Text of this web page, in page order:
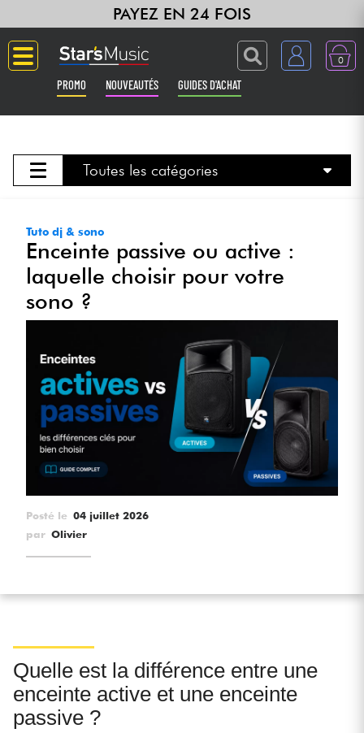
PAYEZ EN 24 FOIS
0
PROMO NOUVEAUTÉS GUIDES D'ACHAT
Guitares & Basses
Claviers & Pianos
Synthés & Sampleurs
Casques
Micros & HF
DJ
Sono
Eclairage
Batteries & Percu
Violons & Quatuor
Eveil Musical
Tuto dj & sono
Enceinte passive ou active :
laquelle choisir pour votre
sono ?
Posté le 04 juillet 2026
par Olivier
Quelle est la différence entre une
enceinte active et une enceinte
passive ?
Toutes les catégories